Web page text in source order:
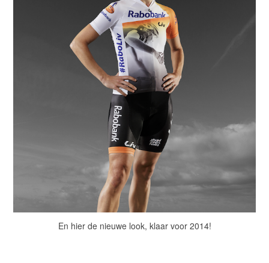
En hier de nieuwe look, klaar voor 2014!